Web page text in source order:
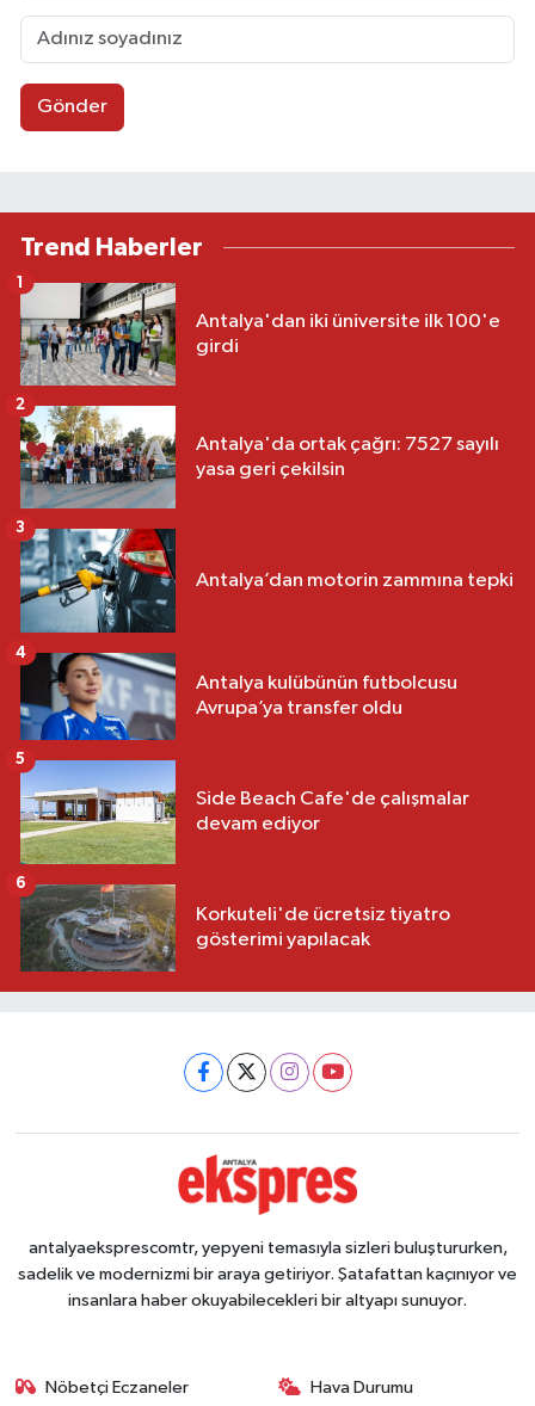
Gönder
Trend Haberler
Antalya'dan iki üniversite ilk 100'e
girdi
1
Antalya'da ortak çağrı: 7527 sayılı
yasa geri çekilsin
2
Antalya’dan motorin zammına tepki
3
Antalya kulübünün futbolcusu
Avrupa’ya transfer oldu
4
Side Beach Cafe'de çalışmalar
devam ediyor
5
Korkuteli'de ücretsiz tiyatro
gösterimi yapılacak
6
antalyaeksprescomtr, yepyeni temasıyla sizleri buluştururken,
sadelik ve modernizmi bir araya getiriyor. Şatafattan kaçınıyor ve
insanlara haber okuyabilecekleri bir altyapı sunuyor.
Nöbetçi Eczaneler Hava Durumu